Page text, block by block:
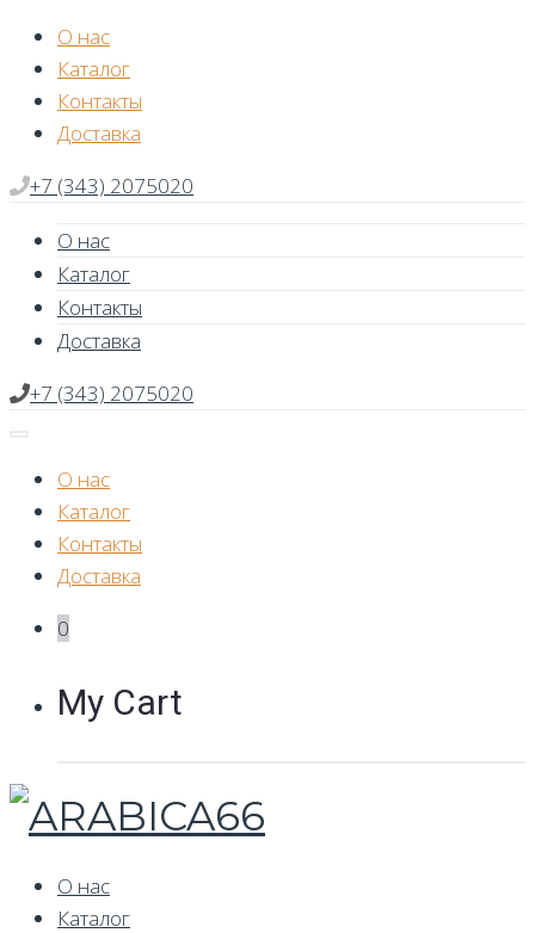
Skip
content
О нас
Каталог
Контакты
Доставка
+7 (343) 2075020
О нас
Каталог
Контакты
Доставка
+7 (343) 2075020
О нас
Каталог
Контакты
Доставка
0
My Cart
О нас
Каталог